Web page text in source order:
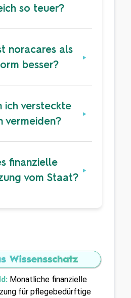
so teuer?
noracares als
besser?
ich versteckte
vermeiden?
finanzielle
vom Staat?
Monatliche finanzielle
für pflegebedürftige